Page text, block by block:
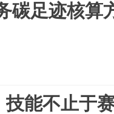
碳足迹核算
技能不止于